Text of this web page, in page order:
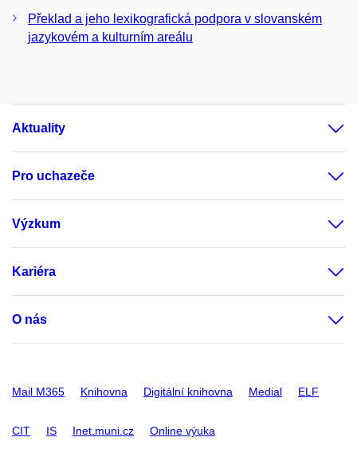
Překlad a jeho lexikografická podpora v slovanském
jazykovém a kulturním areálu
Aktuality
Pro uchazeče
Výzkum
Kariéra
O nás
Mail M365 Knihovna Digitální knihovna Medial ELF
CIT IS Inet.muni.cz Online výuka